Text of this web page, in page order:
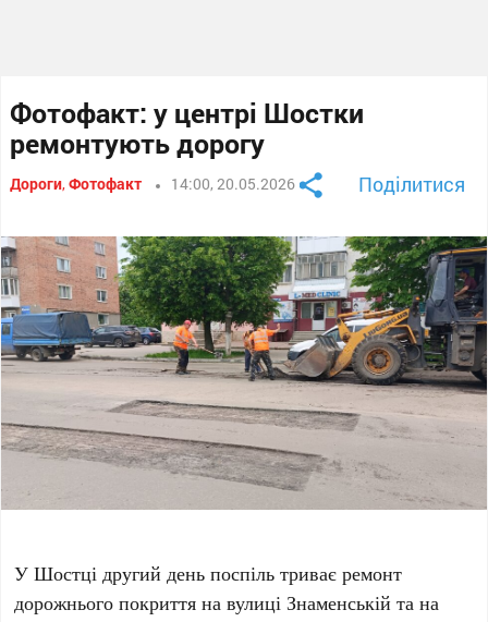
Фотофакт: у центрі Шостки
ремонтують дорогу
Дороги,Фотофакт 14:00, 20.05.2026 Поділитися
У Шостці другий день поспіль триває ремонт
дорожнього покриття на вулиці Знаменській та на